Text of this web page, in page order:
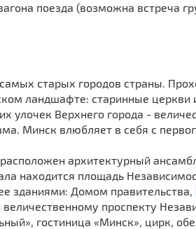
поезда (возможна встреча
старых городов страны.
ландшафте: старинные
улочек Верхнего города -
Минск влюбляет в себя с
архитектурный
находится площадь
зданиями: Домом правительства,
проспекту
гостиница «Минск», цирк,